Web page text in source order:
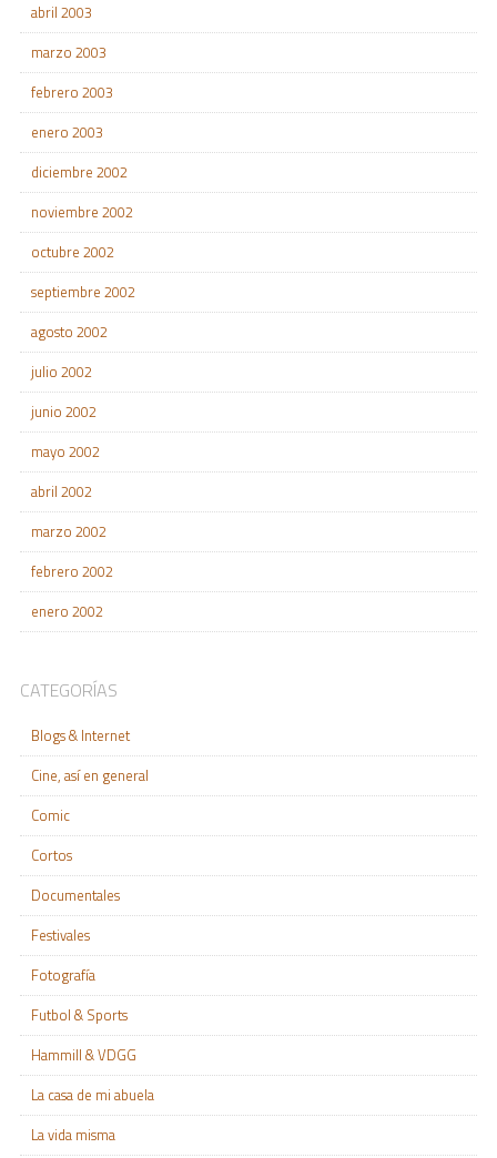
abril 2003
marzo 2003
febrero 2003
enero 2003
diciembre 2002
noviembre 2002
octubre 2002
septiembre 2002
agosto 2002
julio 2002
junio 2002
mayo 2002
abril 2002
marzo 2002
febrero 2002
enero 2002
CATEGORÍAS
Blogs & Internet
Cine, así en general
Comic
Cortos
Documentales
Festivales
Fotografía
Futbol & Sports
Hammill & VDGG
La casa de mi abuela
La vida misma